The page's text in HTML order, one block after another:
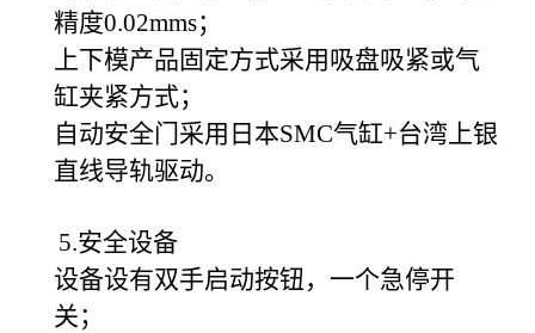
精度0.02mms；
上下模产品固定方式采用吸盘吸紧或气
缸夹紧方式；
自动安全门采用日本SMC气缸+台湾上银
直线导轨驱动。
5.安全设备
设备设有双手启动按钮，一个急停开
关；